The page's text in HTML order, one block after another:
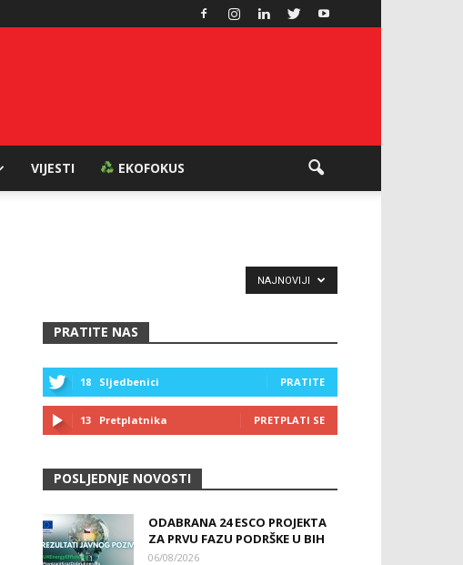
VIJESTI EKOFOKUS
NAJNOVIJI
PRATITE NAS
18 Sljedbenici PRATITE
13 Pretplatnika PRETPLATI SE
POSLJEDNJE NOVOSTI
ODABRANA 24 ESCO PROJEKTA
ZA PRVU FAZU PODRŠKE U BIH
06/08/2026